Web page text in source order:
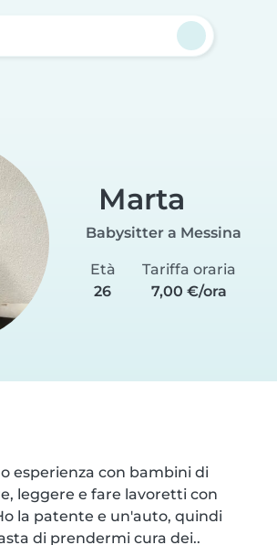
Marta
Babysitter a Messina
Età
26
Tariffa oraria
7,00 €/ora
esperienza con bambini di
leggere e fare lavoretti con
la patente e un'auto, quindi
di prendermi cura dei..